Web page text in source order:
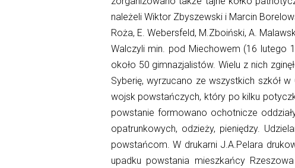
należeli Wiktor Zbyszewski i Marcin
Roża, E. Webersfeld, M.Zboiński, A.
Walczyli min. pod Miechowem (16 lutego
około 50 gimnazjalistów. Wielu z nich
Syberię, wyrzucano ze wszystkich szkół
wojsk powstańczych, który po kilku
powstanie formowano ochotnicze
opatrunkowych, odzieży, pieniędzy.
powstańcom. W drukarni J.A.Pelara
upadku powstania mieszkańcy